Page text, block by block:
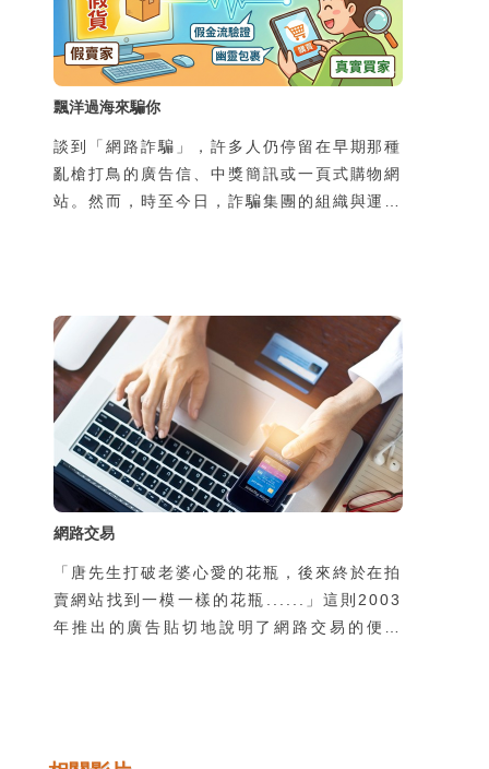
飄洋過海來騙你
談到「網路詐騙」，許多人仍停留在早期那種
亂槍打鳥的廣告信、中獎簡訊或一頁式購物網
站。然而，時至今日，詐騙集團的組織與運作
害者前往不明網站，要求提供個資或金錢；隨
著民眾警覺性提升，這類手法的成功率已大不
如前
網路交易
「唐先生打破老婆心愛的花瓶，後來終於在拍
賣網站找到一模一樣的花瓶......」這則2003
年推出的廣告貼切地說明了網路交易的便利
交易詐騙及安全的交易等便顯得很重要。